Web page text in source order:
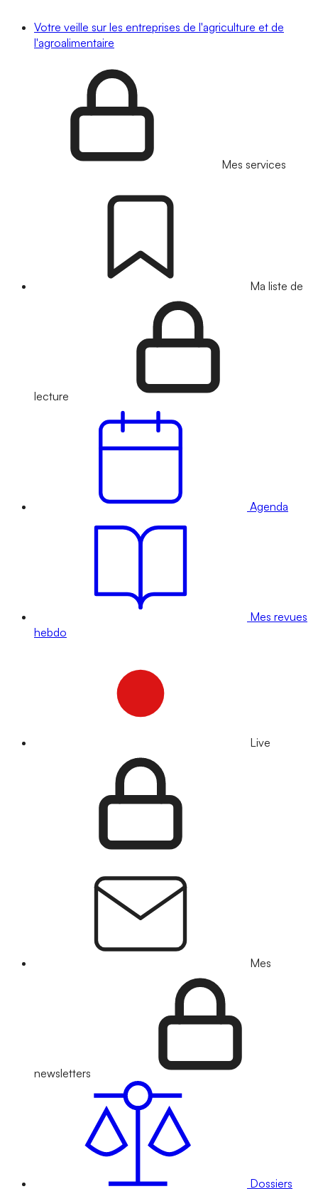
Votre veille sur les entreprises de l'agriculture et de
l'agroalimentaire
Mes services
Ma liste de
lecture
Agenda
Mes revues
hebdo
Live
Mes
newsletters
Dossiers